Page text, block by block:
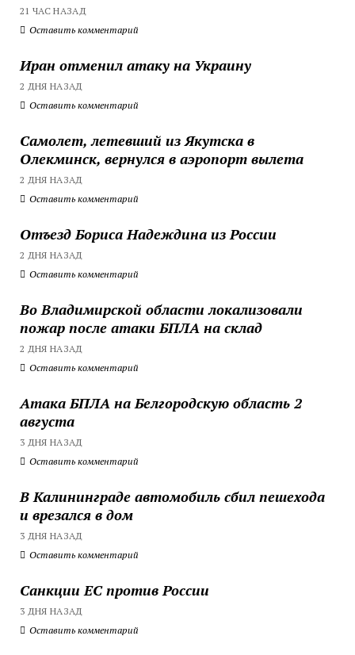
21 ЧАС НАЗАД
Оставить комментарий
Иран отменил атаку на Украину
2 ДНЯ НАЗАД
Оставить комментарий
Самолет, летевший из Якутска в
Олекминск, вернулся в аэропорт вылета
2 ДНЯ НАЗАД
Оставить комментарий
Отъезд Бориса Надеждина из России
2 ДНЯ НАЗАД
Оставить комментарий
Во Владимирской области локализовали
пожар после атаки БПЛА на склад
2 ДНЯ НАЗАД
Оставить комментарий
Атака БПЛА на Белгородскую область 2
августа
3 ДНЯ НАЗАД
Оставить комментарий
В Калининграде автомобиль сбил пешехода
и врезался в дом
3 ДНЯ НАЗАД
Оставить комментарий
Санкции ЕС против России
3 ДНЯ НАЗАД
Оставить комментарий